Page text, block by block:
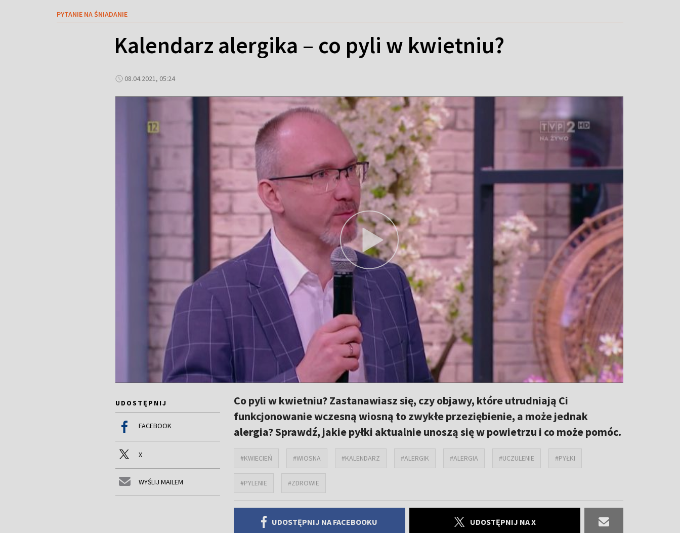
PYTANIE NA ŚNIADANIE
Kalendarz alergika – co pyli w kwietniu?
08.04.2021, 05:24
UDOSTĘPNIJ
FACEBOOK
X
WYŚLIJ MAILEM
Co pyli w kwietniu? Zastanawiasz się, czy objawy, które utrudniają Ci
funkcjonowanie wczesną wiosną to zwykłe przeziębienie, a może jednak
alergia? Sprawdź, jakie pyłki aktualnie unoszą się w powietrzu i co może pomóc.
#KWIECIEŃ #WIOSNA #KALENDARZ #ALERGIK #ALERGIA #UCZULENIE #PYŁKI
#PYLENIE #ZDROWIE
UDOSTĘPNIJ NA FACEBOOKU UDOSTĘPNIJ NA X